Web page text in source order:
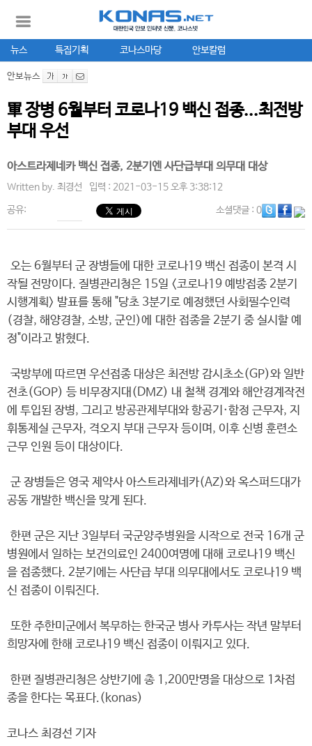
뉴스 특집기획 코나스마당 안보칼럼
안보뉴스
軍 장병 6월부터 코로나19 백신 접종...최전방
부대 우선
아스트라제네카 백신 접종, 2분기엔 사단급부대 의무대 대상
Written by. 최경선 입력 : 2021-03-15 오후 3:38:12
공유: 소셜댓글: 0
오는 6월부터 군 장병들에 대한 코로나19 백신 접종이 본격 시
작될 전망이다. 질병관리청은 15일 <코로나19 예방접종 2분기
시행계획> 발표를 통해 "당초 3분기로 예정했던 사회필수인력
(경찰, 해양경찰, 소방, 군인)에 대한 접종을 2분기 중 실시할 예
정"이라고 밝혔다.
국방부에 따르면 우선접종 대상은 최전방 감시초소(GP)와 일반
전초(GOP) 등 비무장지대(DMZ) 내 철책 경계와 해안경계작전
에 투입된 장병, 그리고 방공관제부대와 항공기·함정 근무자, 지
휘통제실 근무자, 격오지 부대 근무자 등이며, 이후 신병 훈련소
근무 인원 등이 대상이다.
군 장병들은 영국 제약사 아스트라제네카(AZ)와 옥스퍼드대가
공동 개발한 백신을 맞게 된다.
한편 군은 지난 3일부터 국군양주병원을 시작으로 전국 16개 군
병원에서 일하는 보건의료인 2400여명에 대해 코로나19 백신
을 접종했다. 2분기에는 사단급 부대 의무대에서도 코로나19 백
신 접종이 이뤄진다.
또한 주한미군에서 복무하는 한국군 병사 카투사는 작년 말부터
희망자에 한해 코로나19 백신 접종이 이뤄지고 있다.
한편 질병관리청은 상반기에 총 1,200만명을 대상으로 1차접
종을 한다는 목표다.(konas)
코나스 최경선 기자